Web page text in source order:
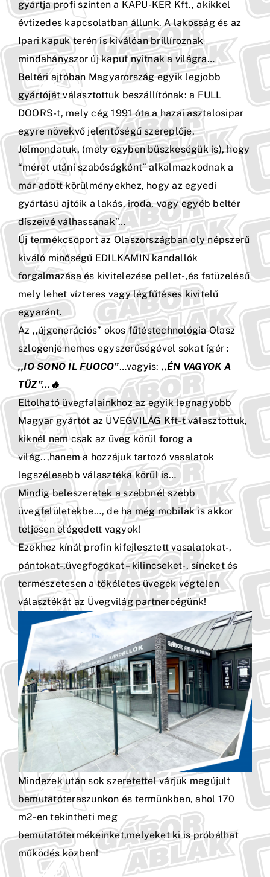
gyártja profi szinten a KAPU-KER Kft., akikkel
évtizedes kapcsolatban állunk. A lakosság és az
Ipari kapuk terén is kiválóan brillíroznak
mindahányszor új kaput nyitnak a világra…
Beltéri ajtóban Magyarország egyik legjobb
gyártóját választottuk beszállítónak: a FULL
DOORS-t, mely cég 1991 óta a hazai asztalosipar
egyre növekvő jelentőségű szereplője.
Jelmondatuk, (mely egyben büszkeségük is), hogy
“méret utáni szabóságként” alkalmazkodnak a
már adott körülményekhez, hogy az egyedi
gyártású ajtóik a lakás, iroda, vagy egyéb beltér
díszeivé válhassanak”…
Új termékcsoport az Olaszországban oly népszerű
kiváló minőségű EDILKAMIN kandallók
forgalmazása és kivitelezése pellet-,és fatüzelésű
mely lehet vízteres vagy légfűtéses kivitelű
egyaránt.
Az ,,újgenerációs” okos fűtéstechnológia Olasz
szlogenje nemes egyszerűségével sokat ígér :
,,IO SONO IL FUOCO”…vagyis: ,,ÉN VAGYOK A
TŰZ”…🔥
Eltolható üvegfalainkhoz az egyik legnagyobb
Magyar gyártót az ÜVEGVILÁG Kft-t választottuk,
kiknél nem csak az üveg körül forog a
világ..,hanem a hozzájuk tartozó vasalatok
legszélesebb választéka körül is…
Mindig beleszeretek a szebbnél szebb
üvegfelületekbe…, de ha még mobilak is akkor
teljesen elégedett vagyok!
Ezekhez kínál profin kifejlesztett vasalatokat-,
pántokat-,üvegfogókat – kilincseket-, síneket és
természetesen a tökéletes üvegek végtelen
választékát az Üvegvilág partnercégünk!
Mindezek után sok szeretettel várjuk megújult
bemutatóteraszunkon és termünkben, ahol 170
m2-en tekintheti meg
bemutatótermékeinket,melyeket ki is próbálhat
működés közben!